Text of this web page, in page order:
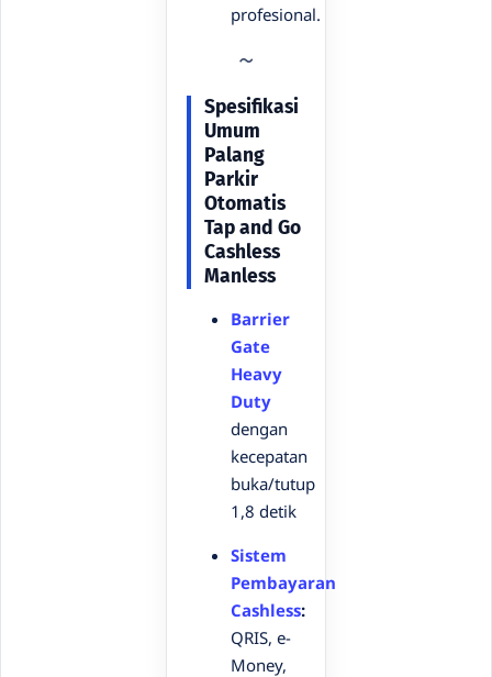
profesional.
Spesifikasi
Umum
Palang
Parkir
Otomatis
Tap and Go
Cashless
Manless
Barrier
Gate
Heavy
Duty
dengan
kecepatan
buka/tutup
1,8 detik
Sistem
Pembayaran
Cashless:
QRIS, e-
Money,